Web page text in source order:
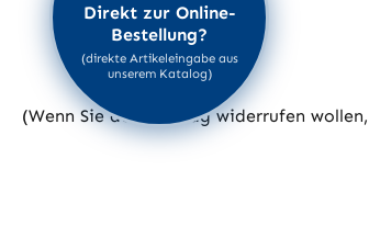
(Wenn Sie den Vertrag widerrufen
Direkt zur Online-
Bestellung?
(direkte Artikeleingabe aus
unserem Katalog)